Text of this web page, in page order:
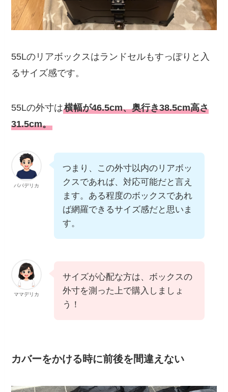
55Lのリアボックスはランドセルもすっぽりと入
るサイズ感です。
55Lの外寸は横幅が46.5cm、奥行き38.5cm高さ
31.5cm。
パパデリカ
つまり、この外寸以内のリアボッ
クスであれば、対応可能だと言え
ます。ある程度のボックスであれ
ば網羅できるサイズ感だと思いま
す。
ママデリカ
サイズが心配な方は、ボックスの
外寸を測った上で購入しましょ
う！
カバーをかける時に前後を間違えない